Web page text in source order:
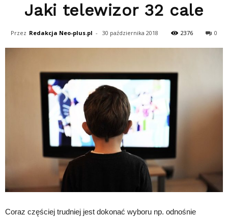
Jaki telewizor 32 cale
Przez Redakcja Neo-plus.pl - 30 października 2018 2376 0
Coraz częściej trudniej jest dokonać wyboru np. odnośnie